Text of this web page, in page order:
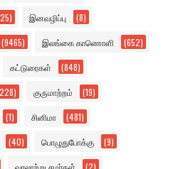
இனவழிப்பு (8)
(9465) இலங்கை காணொளி (652)
கட்டுரைகள் (848)
குருமாற்றம் (19)
(1) சினிமா (481)
(40) பொழுதுபோக்கு (9)